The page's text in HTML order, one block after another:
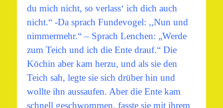
du mich nicht, so verlass‘ ich dich auch
nicht.“ -Da sprach Fundevogel: ,,Nun und
nimmermehr.“ – Sprach Lenchen: „Werde
zum Teich und ich die Ente drauf.“ Die
Köchin aber kam herzu, und als sie den
Teich sah, legte sie sich drüber hin und
wollte ihn aussaufen. Aber die Ente kam
schnell geschwommen, fasste sie mit ihrem